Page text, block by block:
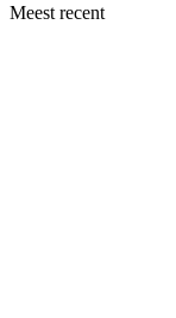
Meest recent